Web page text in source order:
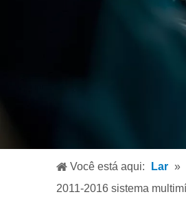
Você está aqui: Lar »
2011-2016 sistema